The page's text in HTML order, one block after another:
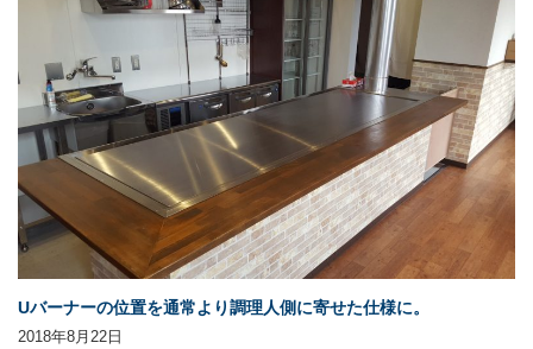
Uバーナーの位置を通常より調理人側に寄せた仕様に。
2018年8月22日